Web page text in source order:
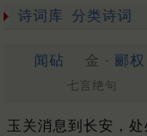
诗词库 分类诗词
闻砧 金 · 郦权
七言绝句
玉关消息到长安，处